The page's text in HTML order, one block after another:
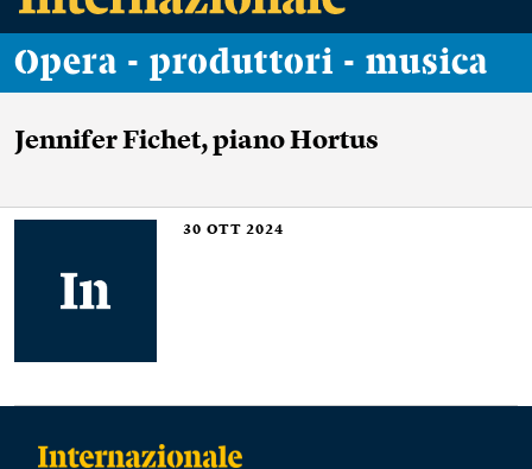
Opera - produttori - musica
Jennifer Fichet, piano Hortus
30 OTT 2024